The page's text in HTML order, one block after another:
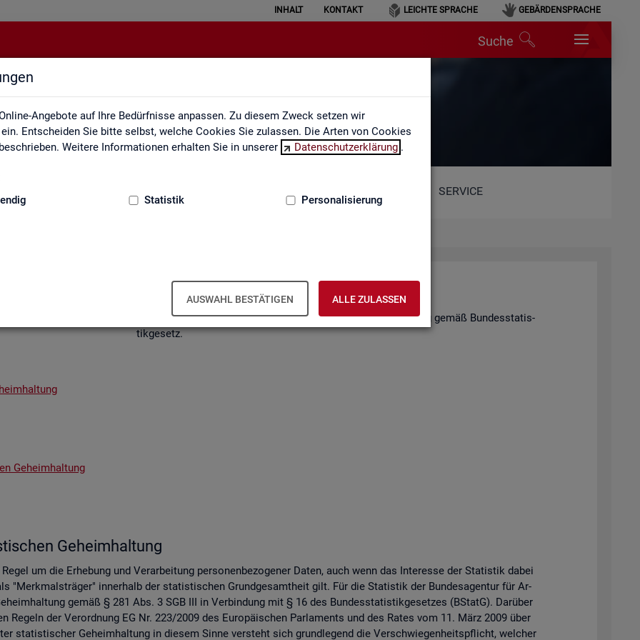
Angebote auf Ihre Bedürfnisse anpassen. Zu diesem Zweck setzen wir
Entscheiden Sie bitte selbst, welche Cookies Sie zulassen. Die Arten von Cookies
Weitere Informationen erhalten Sie in unserer
Datenschutzerklärung .
Statistik Personalisierung
AUSWAHL BESTÄTIGEN ALLE ZULASSEN
INHALT KONTAKT LEICHTE SPRACHE GEBÄRDENSPRACHE
Suche
Statistische Geheimhaltung
SERVICE
Geheimhaltung
Sta­tis­ti­sche Ge­heim­hal­tung
des Da­ten­schut­zes für So­zi­al­da­ten und die Grund­sät­ze der Sta­tis­ti­schen Ge­heim­hal­tung gemäß Bun­des­sta­tis­
tik­ge­setz.
Ge­heim­hal­tung
Ge­heim­hal­tung
um die Er­he­bung und Ver­ar­bei­tung per­so­nen­be­zo­ge­ner Daten, auch wenn das In­ter­es­se der Sta­tis­tik dabei
"Merk­mals­trä­ger" in­ner­halb der sta­tis­ti­schen Grund­ge­samt­heit gilt. Für die Sta­tis­tik der Bun­des­agen­tur für Ar­
gemäß § 281 Abs. 3 SGB III in Ver­bin­dung mit § 16 des Bun­des­sta­tis­tik­ge­set­zes (BStatG). Dar­über
der Ver­ord­nung EG Nr. 223/2009 des Eu­ro­päi­schen Par­la­ments und des Rates vom 11. März 2009 über
sta­tis­ti­scher Ge­heim­hal­tung in die­sem Sinne ver­steht sich grund­le­gend die Ver­schwie­gen­heits­pflicht, wel­cher